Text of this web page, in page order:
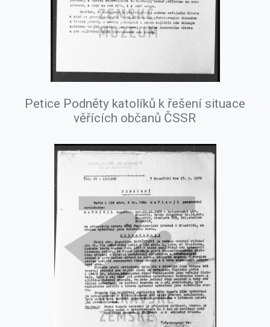
Petice Podněty katolíků k řešení situace
věřících občanů ČSSR